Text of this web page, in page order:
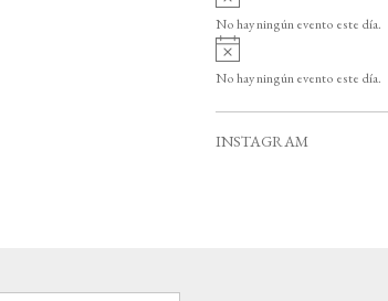
o
v
i
o
No hay ningún evento este día.
A
v
i
No hay ningún evento este día.
INSTAGRAM